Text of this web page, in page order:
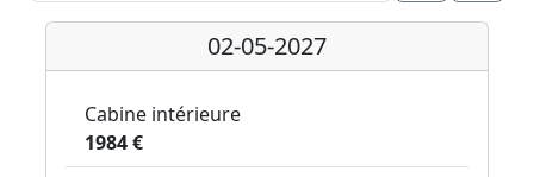
02-05-2027
Cabine intérieure
1984 €